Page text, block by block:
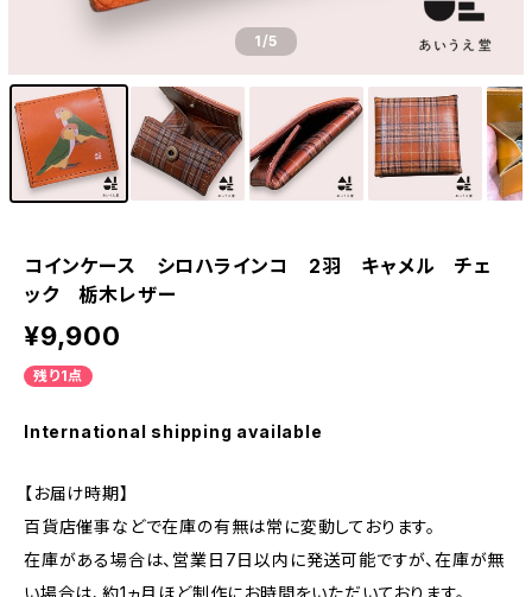
1/5
コインケース シロハラインコ 2羽 キャメル チェ
ック 栃木レザー
¥9,900
残り1点
International shipping available
【お届け時期】
百貨店催事などで在庫の有無は常に変動しております。
在庫がある場合は、営業日7日以内に発送可能ですが、在庫が無
い場合は、約1ヵ月ほど制作にお時間をいただいております。